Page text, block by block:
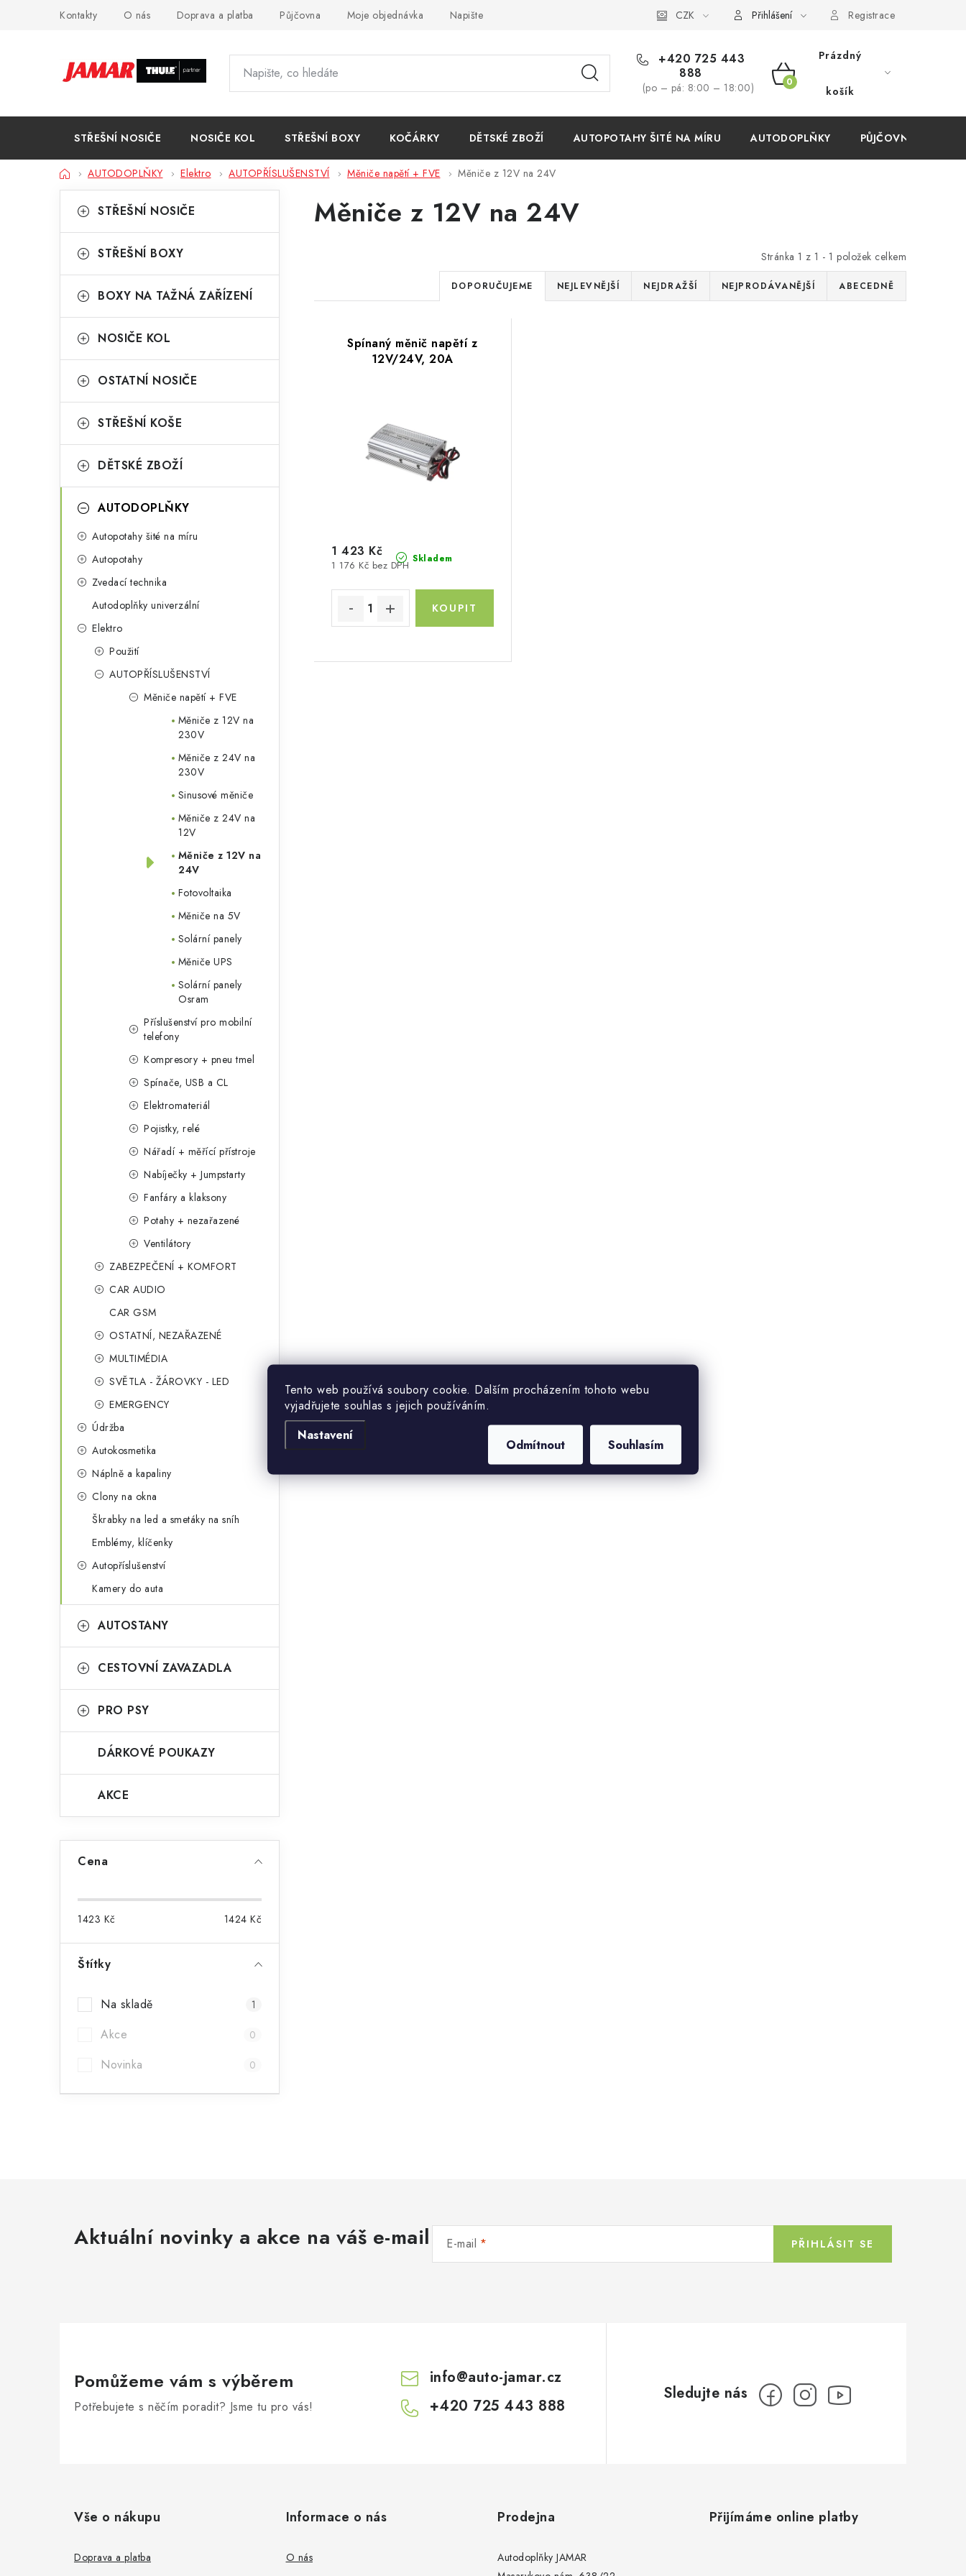
Tento web používá soubory cookie. Dalším procházením tohoto webu
vyjadřujete souhlas s jejich používáním.
Nastavení
Odmítnout Souhlasím
Kontakty O nás Doprava a platba Půjčovna Moje objednávka Napište nám Obchodní podmínky
CZK Přihlášení Registrace
+420 725 443
888
(po – pá: 8:00 – 18:00)
NÁKUPNÍ
Prázdný
košík
STŘEŠNÍ NOSIČE NOSIČE KOL STŘEŠNÍ BOXY KOČÁRKY DĚTSKÉ ZBOŽÍ AUTOPOTAHY ŠITÉ NA MÍRU AUTODOPLŇKY PŮJČOVNA
DomůAUTODOPLŇKY Elektro AUTOPŘÍSLUŠENSTVÍ Měniče napětí + FVE Měniče z 12V na 24V
o
t
r
n
n
p
kategorie
a
e
o
i
STŘEŠNÍ NOSIČE
STŘEŠNÍ BOXY
BOXY NA TAŽNÁ ZAŘÍZENÍ
NOSIČE KOL
OSTATNÍ NOSIČE
STŘEŠNÍ KOŠE
DĚTSKÉ ZBOŽÍ
AUTODOPLŇKY
Autopotahy šité na míru
Autopotahy
Zvedací technika
Autodoplňky univerzální
Elektro
Použití
AUTOPŘÍSLUŠENSTVÍ
Měniče napětí + FVE
Měniče z 12V na
230V
Měniče z 24V na
230V
Sinusové měniče
Měniče z 24V na
12V
Měniče z 12V na
24V
Fotovoltaika
Měniče na 5V
Solární panely
Měniče UPS
Solární panely
Osram
Příslušenství pro mobilní
telefony
Kompresory + pneu tmel
Spínače, USB a CL
Elektromateriál
Pojistky, relé
Nářadí + měřící přístroje
Nabíječky + Jumpstarty
Fanfáry a klaksony
Potahy + nezařazené
Ventilátory
ZABEZPEČENÍ + KOMFORT
CAR AUDIO
CAR GSM
OSTATNÍ, NEZAŘAZENÉ
MULTIMÉDIA
SVĚTLA - ŽÁROVKY - LED
EMERGENCY
Údržba
Autokosmetika
Náplně a kapaliny
Clony na okna
Škrabky na led a smetáky na sníh
Emblémy, klíčenky
Autopříslušenství
Kamery do auta
AUTOSTANY
CESTOVNÍ ZAVAZADLA
PRO PSY
DÁRKOVÉ POUKAZY
AKCE
Cena
1423 Kč 1424 Kč
Štítky
Na skladě 1
Akce 0
Novinka 0
Měniče z 12V na 24V
Stránka 1 z 1 - 1 položek celkem
Ř
a
z
e
p
r
u
k
t
DOPORUČUJEME NEJLEVNĚJŠÍ NEJDRAŽŠÍ NEJPRODÁVANĚJŠÍ ABECEDNĚ
ů
Spínaný měnič napětí z
12V/24V, 20A
Skladem
1 176 Kč bez DPH
1 423 Kč
Aktuální novinky a akce na váš e-mail E-mail PŘIHLÁSIT SE
Pomůžeme vám s výběrem
Potřebujete s něčím poradit? Jsme tu pro vás!
info@auto-jamar.cz
+420 725 443 888
Vše o nákupu
Doprava a platba
Informace o nás
O nás
Prodejna
Autodoplňky JAMAR
Přijímáme online platby